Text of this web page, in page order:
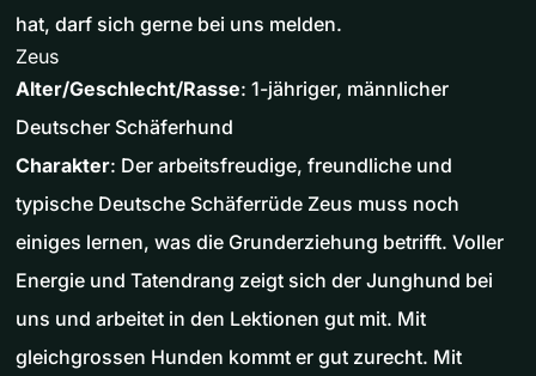
hat, darf sich gerne bei uns melden.
Zeus
Alter/Geschlecht/Rasse: 1-jähriger, männlicher
Deutscher Schäferhund
Charakter: Der arbeitsfreudige, freundliche und
typische Deutsche Schäferrüde Zeus muss noch
einiges lernen, was die Grunderziehung betrifft. Voller
Energie und Tatendrang zeigt sich der Junghund bei
uns und arbeitet in den Lektionen gut mit. Mit
gleichgrossen Hunden kommt er gut zurecht. Mit